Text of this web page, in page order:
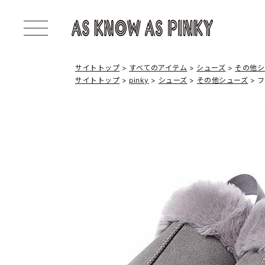
サイトトップ すべてのアイテム シューズ
その他
サイトトップ
pinky シューズ その他シューズ